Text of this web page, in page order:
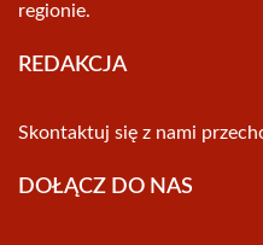
regionie.
REDAKCJA
Skontaktuj się z nami
DOŁĄCZ DO NAS